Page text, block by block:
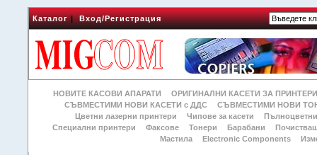
Каталог|Вход/Регистрация
НОВИТЕ КАСОВИ АПАРАТИ
ОРИГИНАЛНИ КАСЕТИ ЗА
СЪВМЕСТИМИ НОВИ КАСЕТИ с ДДС
СЪВМЕСТИМИ НОВИ
Цветни лазерни принтери
Чипове за касети
Специални принтери
Факсове Тонери Барабани
Мастила
Electronic Components